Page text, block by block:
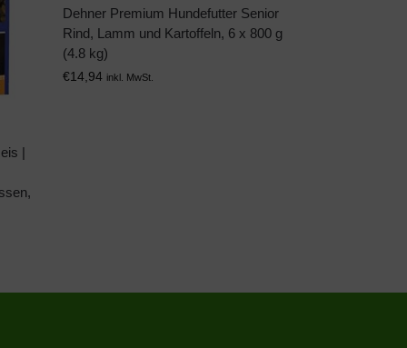
|
Dehner Premium Hundefutter Senior
Rind, Lamm und Kartoffeln, 6 x 800 g
(4.8 kg)
€14,94 inkl. MwSt.